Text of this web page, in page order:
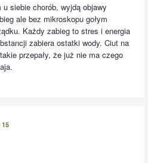
siebie chorób, wyjdą objawy
ale bez mikroskopu gołym
Każdy zabieg to stres i energia
zabiera ostatki wody. Ciut na
przepały, że już nie ma czego
15